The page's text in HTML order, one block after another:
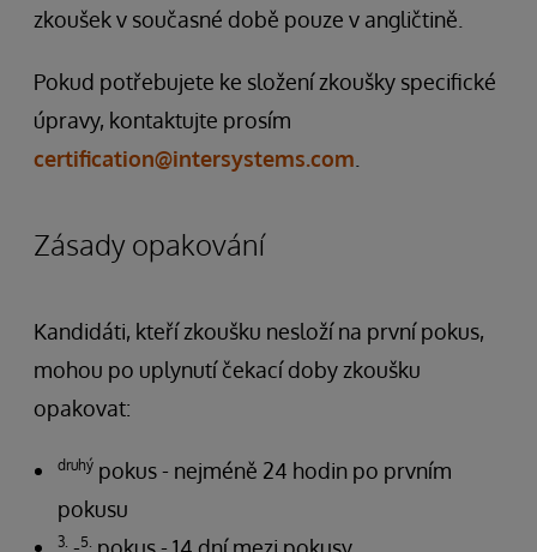
zkoušek v současné době pouze v angličtině.
Pokud potřebujete ke složení zkoušky specifické
úpravy, kontaktujte prosím
certification@intersystems.com
Zásady opakování
Kandidáti, kteří zkoušku nesloží na první pokus,
mohou po uplynutí čekací doby zkoušku
opakovat:
druhý pokus - nejméně 24 hodin po prvním
pokusu
3. 5.